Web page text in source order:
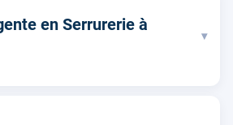
en Serrurerie à
▾